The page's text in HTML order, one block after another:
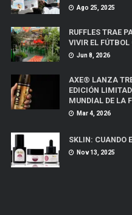
Ago 25, 2025
RUFFLES TRAE
VIVIR EL
Jun 8, 2026
AXE® LANZA
EDICIÓN
MUNDIAL DE LA
Mar 4, 2026
SKLIN: CUANDO
Nov 13, 2025